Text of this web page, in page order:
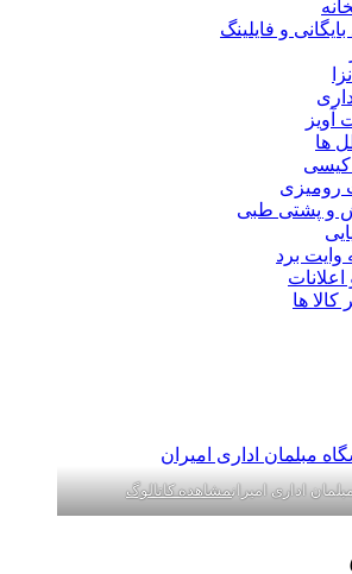
و فایلینگ
آویز
ها
کیسی
و پشتی طبی
وایت برد
اعلانات
کالا ها
اداری امیرانمشاهده کاتالوگ